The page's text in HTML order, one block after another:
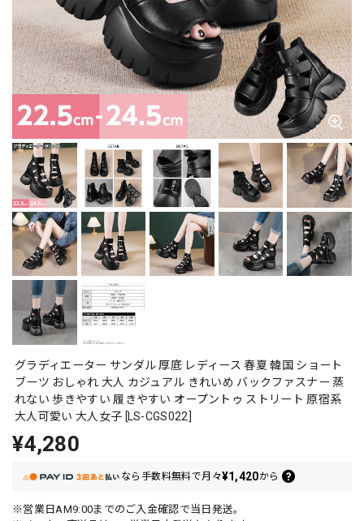
グラディエーター サンダル 厚底 レディース 春夏 韓国 ショート
ブーツ おしゃれ 大人 カジュアル きれいめ バックファスナー 蒸
れない 歩きやすい 履きやすい オープントゥ ストリート 原宿系
大人可愛い 大人女子 [LS-CGS022]
¥4,280
なら 手数料無料で月々¥1,420から
※営業日AM9:00までのご入金確認で当日発送。